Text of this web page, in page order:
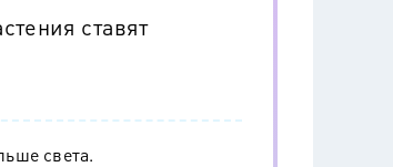
ставят
света.